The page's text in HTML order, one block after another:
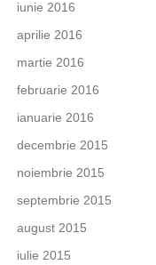
iunie 2016
aprilie 2016
martie 2016
februarie 2016
ianuarie 2016
decembrie 2015
noiembrie 2015
septembrie 2015
august 2015
iulie 2015